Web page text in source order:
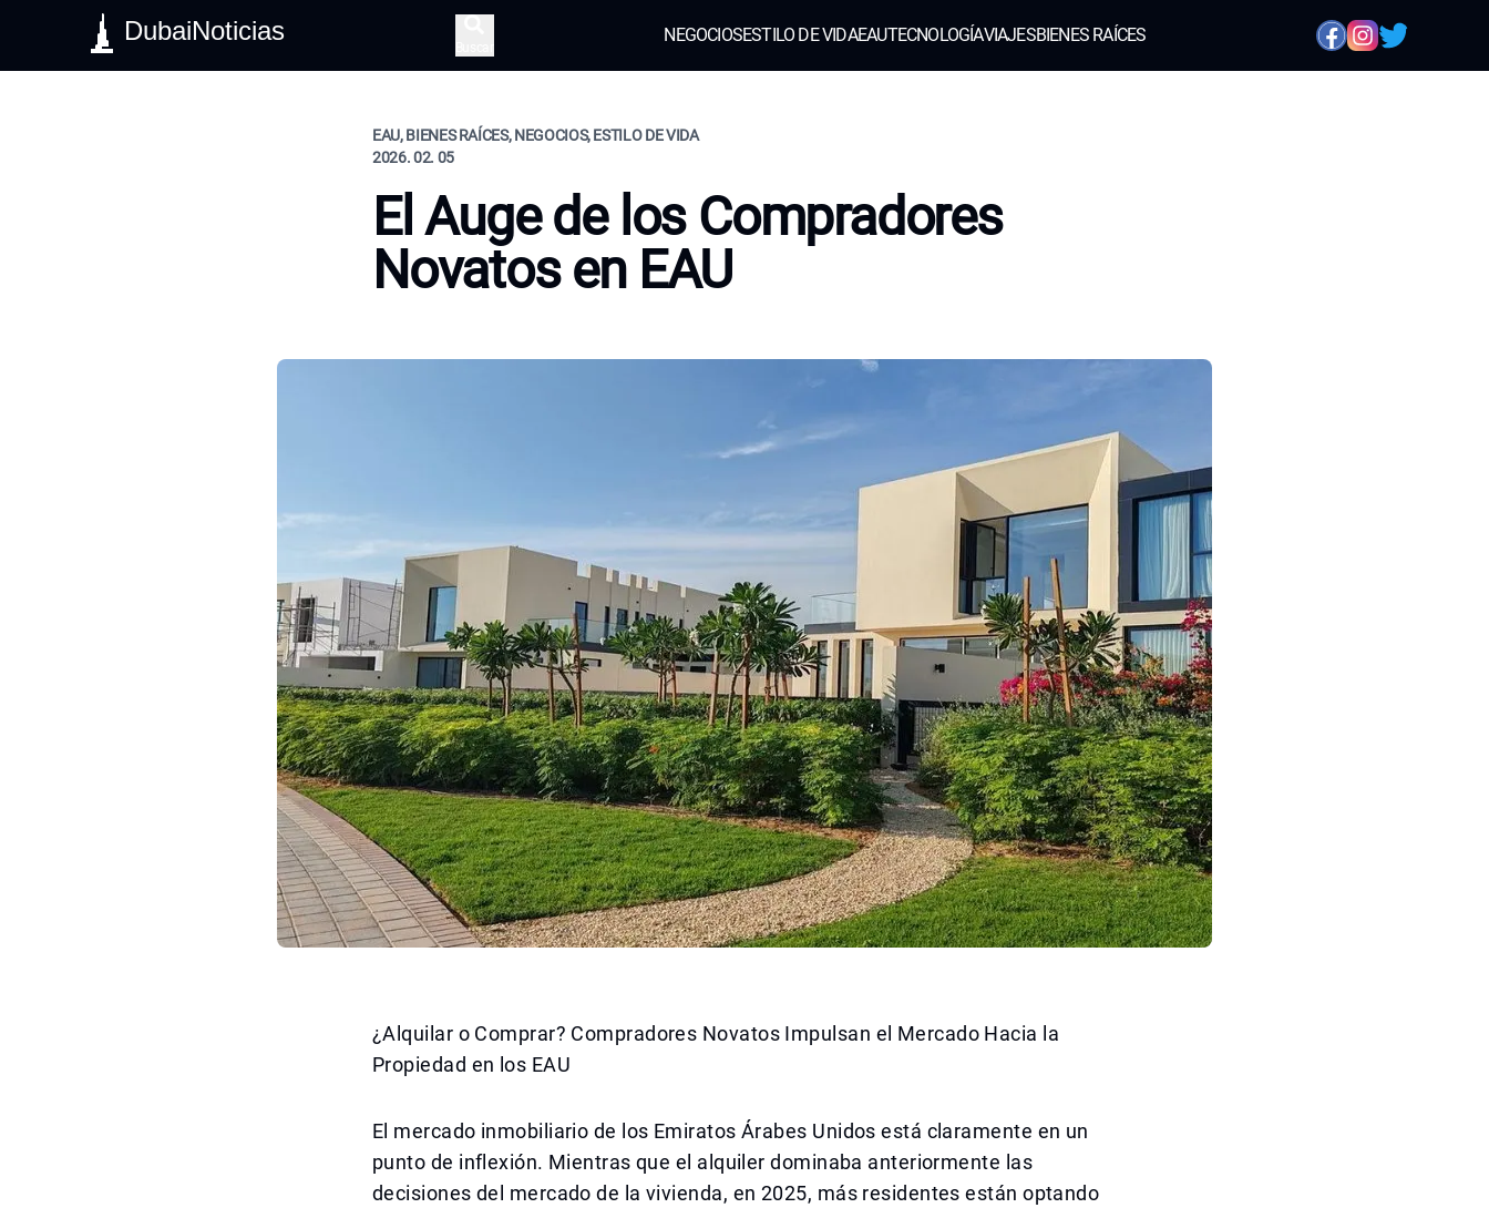
DubaiNoticias NEGOCIOSESTILO DE VIDAEAUTECNOLOGÍAVIAJESBIENES RAÍCES
EAU, BIENES RAÍCES, NEGOCIOS, ESTILO DE VIDA
2026. 02. 05
El Auge de los Compradores
Novatos en EAU
¿Alquilar o Comprar? Compradores Novatos Impulsan el Mercado Hacia la
Propiedad en los EAU
El mercado inmobiliario de los Emiratos Árabes Unidos está claramente en un
punto de inflexión. Mientras que el alquiler dominaba anteriormente las
decisiones del mercado de la vivienda, en 2025, más residentes están optando